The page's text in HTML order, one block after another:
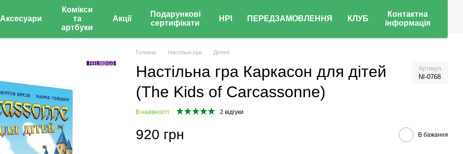
Аксесуари
Комікси
та
артбуки
Акції
Подарункові
сертифікати
НРІ ПЕРЕДЗАМОВЛЕННЯ КЛУБ
Контактна
інформація
Головна Настільні ігри Дитячі
Настільна гра Каркасон для дітей
(The Kids of Carcassonne)
Артикул
NI-0768
В наявності 2 відгуки
920 грн В бажання